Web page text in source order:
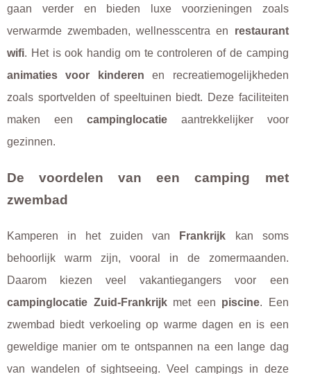
gaan verder en bieden luxe voorzieningen zoals
verwarmde zwembaden, wellnesscentra en restaurant
wifi. Het is ook handig om te controleren of de camping
animaties voor kinderen en recreatiemogelijkheden
zoals sportvelden of speeltuinen biedt. Deze faciliteiten
maken een campinglocatieaantrekkelijker voor
gezinnen.
De voordelen van een camping met
zwembad
Kamperen in het zuiden van Frankrijk kan soms
behoorlijk warm zijn, vooral in de zomermaanden.
Daarom kiezen veel vakantiegangers voor een
campinglocatie Zuid-Frankrijkmet een piscine. Een
zwembad biedt verkoeling op warme dagen en is een
geweldige manier om te ontspannen na een lange dag
van wandelen of sightseeing. Veel campings in deze